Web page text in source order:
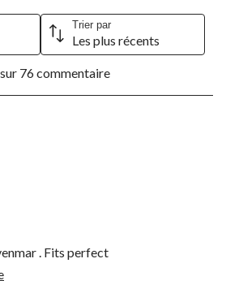
Trier par
Les plus récents
76 commentaire
. Fits perfect